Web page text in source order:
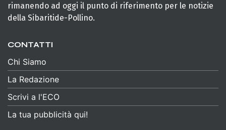
rimanendo ad oggi il punto di riferimento per le notizie
della Sibaritide-Pollino.
CONTATTI
Chi Siamo
La Redazione
Scrivi a l'ECO
La tua pubblicità qui!